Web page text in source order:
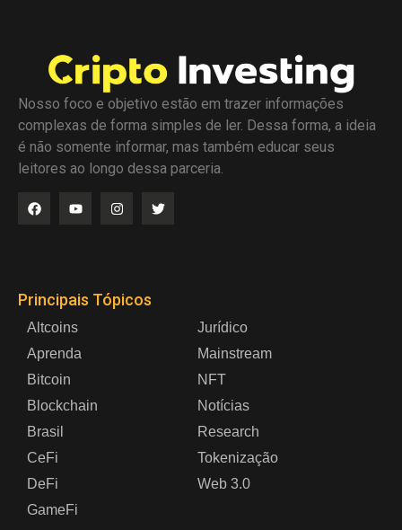
Nosso foco e objetivo estão em trazer informações
complexas de forma simples de ler. Dessa forma, a ideia
é não somente informar, mas também educar seus
leitores ao longo dessa parceria.
Principais Tópicos
Altcoins
Aprenda
Bitcoin
Blockchain
Brasil
CeFi
DeFi
GameFi
Jurídico
Mainstream
NFT
Notícias
Research
Tokenização
Web 3.0